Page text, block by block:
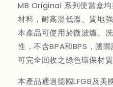
MB Original 系列便當盒
材料，耐高溫低溫、質地
本產品可使用於微波爐、
性，不含BPA和BPS，國
可完全回收之綠色環保材質
本產品通過德國LFGB及美